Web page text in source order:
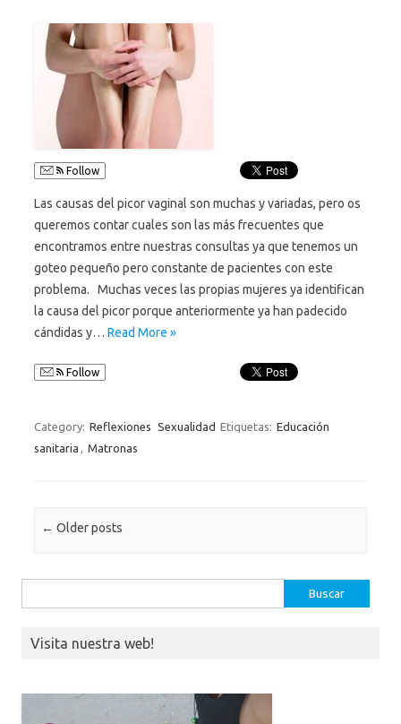
Follow
Las causas del picor vaginal son muchas y variadas, pero os
queremos contar cuales son las más frecuentes que
encontramos entre nuestras consultas ya que tenemos un
goteo pequeño pero constante de pacientes con este
problema. Muchas veces las propias mujeres ya identifican
la causa del picor porque anteriormente ya han padecido
cándidas y… Read More »
Follow
Category: Reflexiones Sexualidad Etiquetas: Educación
sanitaria , Matronas
Post navigation
← Older posts
Visita nuestra web!